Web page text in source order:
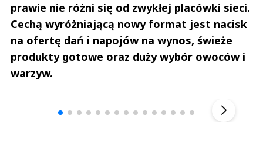
prawie nie różni się od zwykłej placówki sieci.
Cechą wyróżniającą nowy format jest nacisk
na ofertę dań i napojów na wynos, świeże
produkty gotowe oraz duży wybór owoców i
warzyw.